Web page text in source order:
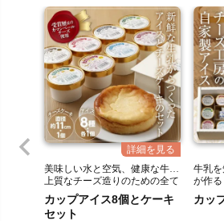
美味しい水と空気、健康な牛…
上質なチーズ造りのための全て
が揃う環境が、美味しさの秘
密。
カップアイス8個とケーキ
セット
牛乳を
が作る
中札
アイス
カッ